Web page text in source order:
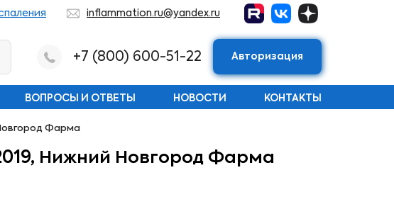
inflammation.ru@yandex.ru
+7 (800) 600-51-22 Авторизация
ВОПРОСЫ И ОТВЕТЫ НОВОСТИ КОНТАКТЫ
Фарма
Нижний Новгород Фарма